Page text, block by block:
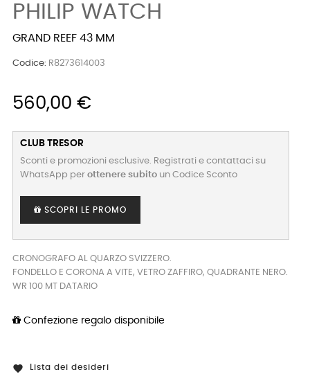
PHILIP WATCH
GRAND REEF 43 MM
Codice: R8273614003
560,00 €
CLUB TRESOR
Sconti e promozioni esclusive. Registrati e contattaci su
WhatsApp per ottenere subito un Codice Sconto
SCOPRI LE PROMO
CRONOGRAFO AL QUARZO SVIZZERO.
FONDELLO E CORONA A VITE, VETRO ZAFFIRO, QUADRANTE NERO.
WR 100 MT DATARIO
Confezione regalo disponibile
 Lista dei desideri